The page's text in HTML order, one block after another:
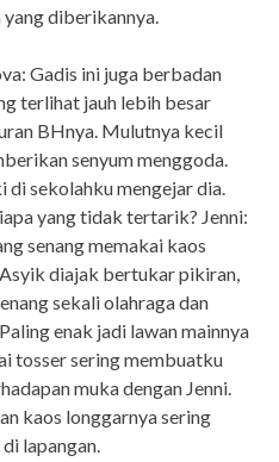
diberikannya.
Gadis ini juga berbadan
terlihat jauh lebih besar
BHnya. Mulutnya kecil
senyum menggoda.
sekolahku mengejar dia.
yang tidak tertarik? Jenni:
senang memakai kaos
diajak bertukar pikiran,
sekali olahraga dan
enak jadi lawan mainnya
tosser sering membuatku
muka dengan Jenni.
kaos longgarnya sering
lapangan.